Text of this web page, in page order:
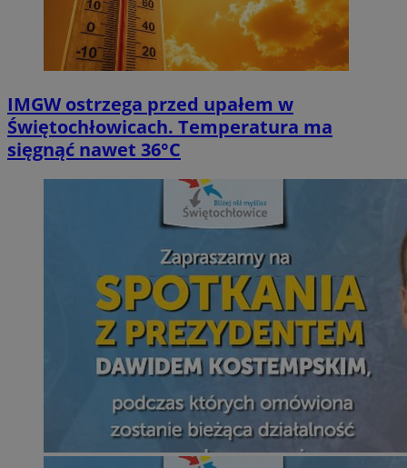
IMGW ostrzega przed upałem w
Świętochłowicach. Temperatura ma
sięgnąć nawet 36°C